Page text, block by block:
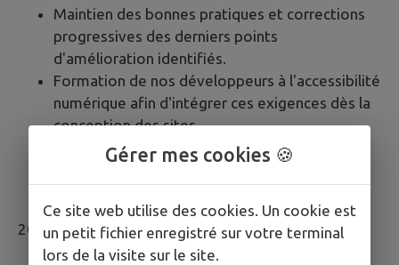
Maintien des bonnes pratiques et corrections
progressives des derniers points
d'amélioration identifiés.
Formation de nos développeurs à l'accessibilité
numérique afin d'intégrer ces exigences dès la
conception des sites.
Accompagnement des mairies dans leur
2026
Gérer mes cookies 🍪
Ce site web utilise des cookies. Un cookie est
un petit fichier enregistré sur votre terminal
lors de la visite sur le site.